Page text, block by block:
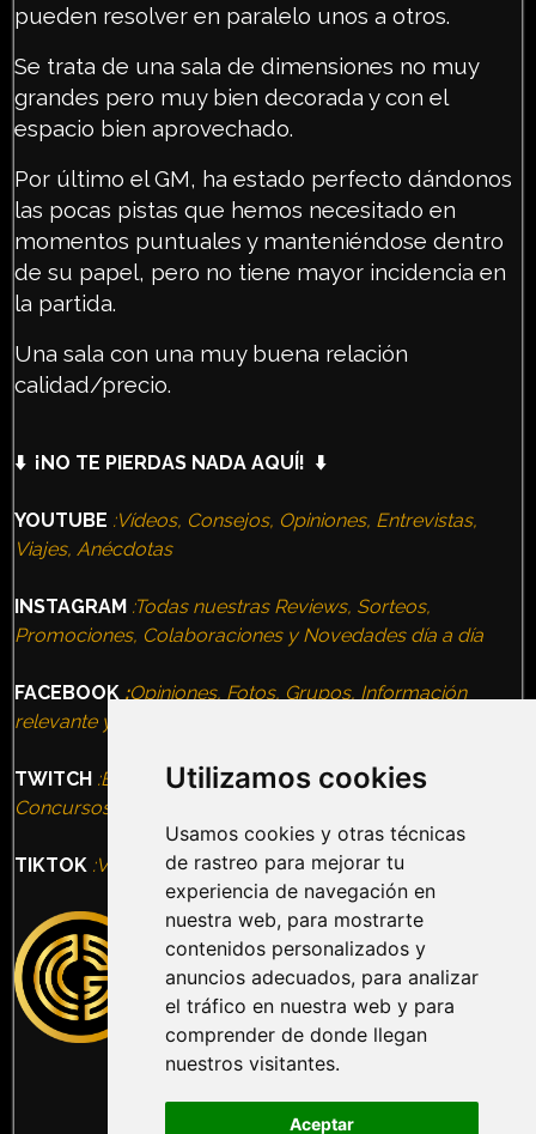
Utilizamos cookies
Usamos cookies y otras técnicas
de rastreo para mejorar tu
experiencia de navegación en
nuestra web, para mostrarte
contenidos personalizados y
anuncios adecuados, para analizar
el tráfico en nuestra web y para
comprender de donde llegan
nuestros visitantes.
Aceptar
pueden resolver en paralelo unos a otros.
Se trata de una sala de dimensiones no muy
grandes pero muy bien decorada y con el
espacio bien aprovechado.
Por último el GM, ha estado perfecto dándonos
las pocas pistas que hemos necesitado en
momentos puntuales y manteniéndose dentro
de su papel, pero no tiene mayor incidencia en
la partida.
Una sala con una muy buena relación
calidad/precio.
⬇️ ¡NO TE PIERDAS NADA AQUÍ! ⬇️
YOUTUBE :Vídeos, Consejos, Opiniones, Entrevistas,
Viajes, Anécdotas
INSTAGRAM :Todas nuestras Reviews, Sorteos,
Promociones, Colaboraciones y Novedades día a día
FACEBOOK :Opiniones, Fotos, Grupos, Información
relevante y todas nuestras Experiencias
TWITCH :Entrevistas, Terror Nights, VideoJuegos,
Concursos, Eventos
TIKTOK :Vídeos, Humor, Información, Ocio alternativo